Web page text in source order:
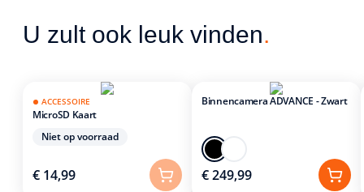
U zult ook leuk vinden.
ACCESSOIRE
MicroSD Kaart
Niet op voorraad
€ 14,99
Binnencamera ADVANCE - Zwart
€ 249,99